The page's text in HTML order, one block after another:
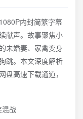
内封简繁字幕
献声。故事聚焦小
未婚妻、家禽变身
跳。本文深度解析
高速下载通道，